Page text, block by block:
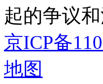
起的争议和
京ICP备
地图